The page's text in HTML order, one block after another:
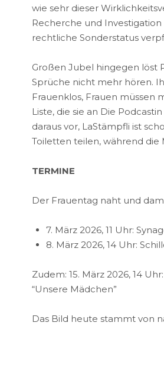
wie sehr dieser
Recherche und
rechtliche Sonderstatus
Großen Jubel hingegen löst
Sprüche nicht mehr hören.
Frauenklos, Frauen müssen
Liste, die sie an Die
daraus vor, LaStämpfli ist
Toiletten teilen, während die
TERMINE
Der Frauentag naht und
7. März 2026, 11 Uhr:
8. März 2026, 14 Uhr:
Zudem: 15. März 2026, 14
“Unsere Mädchen”
Das Bild heute stammt von